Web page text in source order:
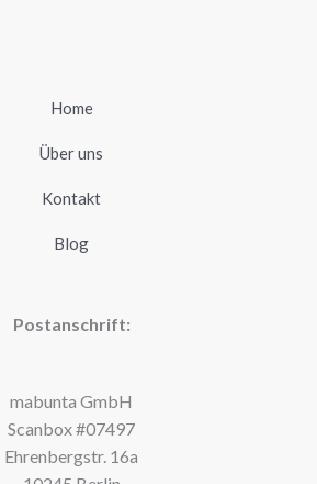
Home
Über uns
Kontakt
Blog
Postanschrift:
mabunta GmbH
Scanbox #07497
Ehrenbergstr. 16a